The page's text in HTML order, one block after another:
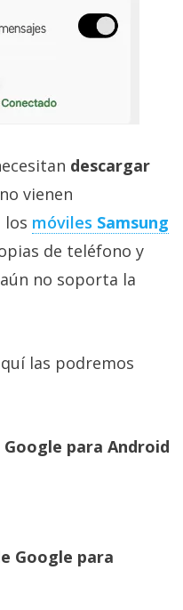
descargar
vienen
los móviles Samsung
de teléfono y
no soporta la
las podremos
para Android
Google para